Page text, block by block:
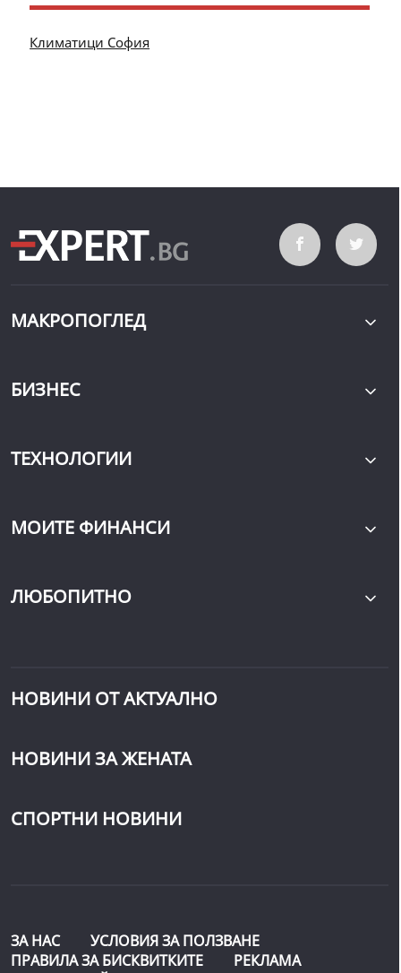
Климатици София
МАКРОПОГЛЕД
БИЗНЕС
ТЕХНОЛОГИИ
МОИТЕ ФИНАНСИ
ЛЮБОПИТНО
НОВИНИ ОТ АКТУАЛНО
НОВИНИ ЗА ЖЕНАТА
СПОРТНИ НОВИНИ
ЗА НАС
УСЛОВИЯ ЗА ПОЛЗВАНЕ
ПРАВИЛА ЗА БИСКВИТКИТЕ
РЕКЛАМА